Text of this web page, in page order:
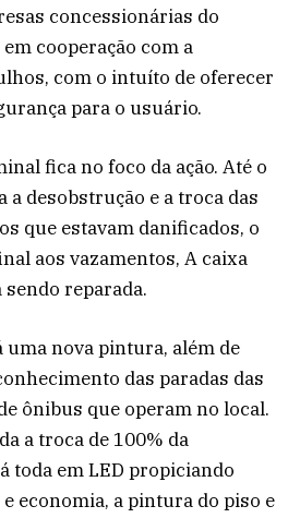
concessionárias do
cooperação com a
com o intuíto de oferecer
para o usuário.
fica no foco da ação. Até o
desobstrução e a troca das
que estavam danificados, o
aos vazamentos, A caixa
sendo reparada.
nova pintura, além de
das paradas das
ônibus que operam no local.
a troca de 100% da
toda em LED propiciando
economia, a pintura do piso e